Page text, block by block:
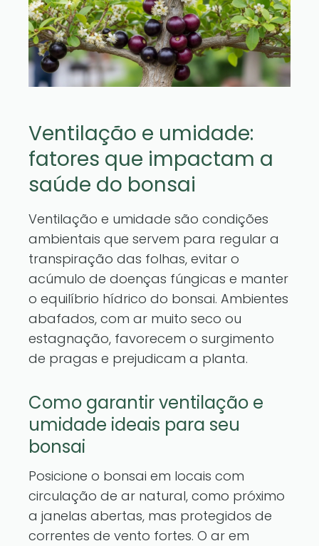
Ventilação e umidade:
fatores que impactam a
saúde do bonsai
Ventilação e umidade são condições
ambientais que servem para regular a
transpiração das folhas, evitar o
acúmulo de doenças fúngicas e manter
o equilíbrio hídrico do bonsai. Ambientes
abafados, com ar muito seco ou
estagnação, favorecem o surgimento
de pragas e prejudicam a planta.
Como garantir ventilação e
umidade ideais para seu
bonsai
Posicione o bonsai em locais com
circulação de ar natural, como próximo
a janelas abertas, mas protegidos de
correntes de vento fortes. O ar em